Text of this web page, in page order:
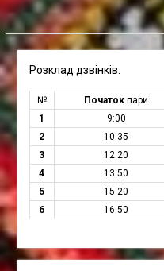
Розклад дзвінків:
№ Початок пари
1
9:00
2
10:35
3
12:20
4
13:50
5
15:20
6
16:50